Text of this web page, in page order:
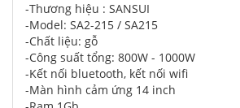
-Thương hiệu : SANSUI
-Model: SA2-215 / SA215
-Chất liệu: gỗ
-Công suất tổng: 800W - 1000W
-Kết nối bluetooth, kết nối wifi
-Màn hình cảm ứng 14 inch